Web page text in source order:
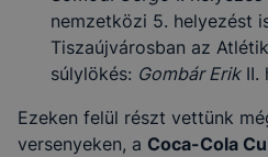
nemzetközi 5. helyezést
Tiszaújvárosban az
súlylökés: Gombár ErikII.
Ezeken felül részt vettünk
versenyeken, a Coca-Cola